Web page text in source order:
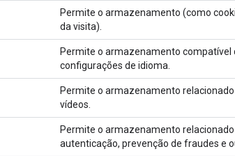
Permite o armazenamento (como
da visita).
Permite o armazenamento compatível
configurações de idioma.
Permite o armazenamento
vídeos.
Permite o armazenamento
autenticação, prevenção de fraudes e